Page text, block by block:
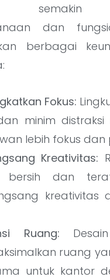
semakin
dan
berbagai
Fokus:
minim distraksi
lebih fokus dan
Kreativitas:
bersih dan
kreativitas
Ruang:
ruang
untuk kantor